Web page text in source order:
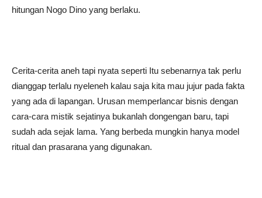
hitungan Nogo Dino yang berlaku.
Cerita-cerita aneh tapi nyata seperti Itu sebenarnya tak perlu
dianggap terlalu nyeleneh kalau saja kita mau jujur pada fakta
yang ada di lapangan. Urusan memperlancar bisnis dengan
cara-cara mistik sejatinya bukanlah dongengan baru, tapi
sudah ada sejak lama. Yang berbeda mungkin hanya model
ritual dan prasarana yang digunakan.